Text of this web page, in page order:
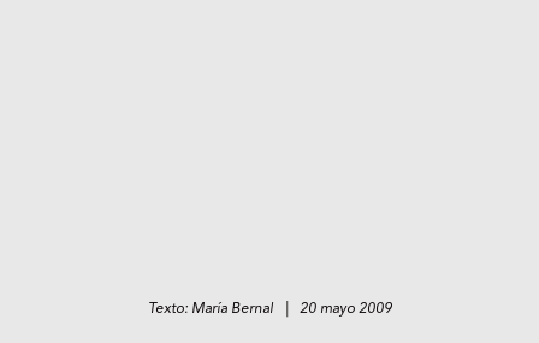
Texto: María Bernal | 20 mayo 2009